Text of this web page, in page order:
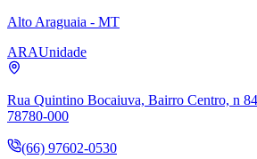
Alto Araguaia - MT
ARAUnidade
Rua Quintino Bocaiuva, Bairro Centro, n
78780-000
(66) 97602-0530